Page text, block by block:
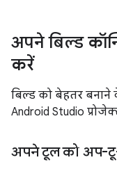
अपने बिल्ड
करें
बिल्ड को बेहतर
Android Studio
अपने टूल को अप-